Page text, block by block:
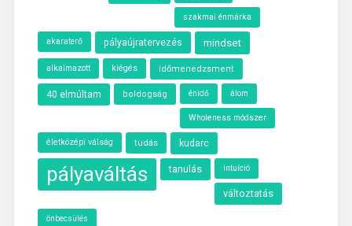
szakmai énmárka
akaraterő pályaújratervezés mindset
alkalmazott kiégés időmenedzsment
40 elmúltam boldogság énidő álom
Wholeness módszer
életközépi válság tudás kudarc
pályaváltás tanulás intuíció
változtatás
önbecsülés